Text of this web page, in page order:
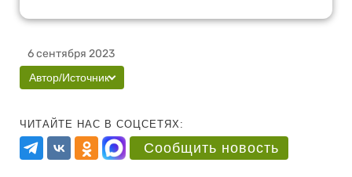
6 сентября 2023
Автор/Источник
ЧИТАЙТЕ НАС В СОЦСЕТЯХ:
Сообщить новость